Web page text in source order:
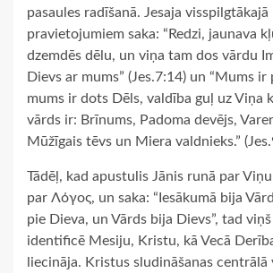
pasaules radīšanā. Jesaja visspilgtākajā
pravietojumiem saka: “Redzi, jaunava
dzemdēs dēlu, un viņa tam dos vārdu
Dievs ar mums” (Jes.7:14) un “Mums ir
mums ir dots Dēls, valdība guļ uz Viņa
vārds ir: Brīnums, Padoma devējs,
Mūžīgais tēvs un Miera valdnieks.”
Tādēļ, kad apustulis Jānis runā par
par Λόγος, un saka: “Iesākumā bija
pie Dieva, un Vārds bija Dievs”, tad
identificē Mesiju, Kristu, kā Vecā
liecināja. Kristus sludināšanas centrālā